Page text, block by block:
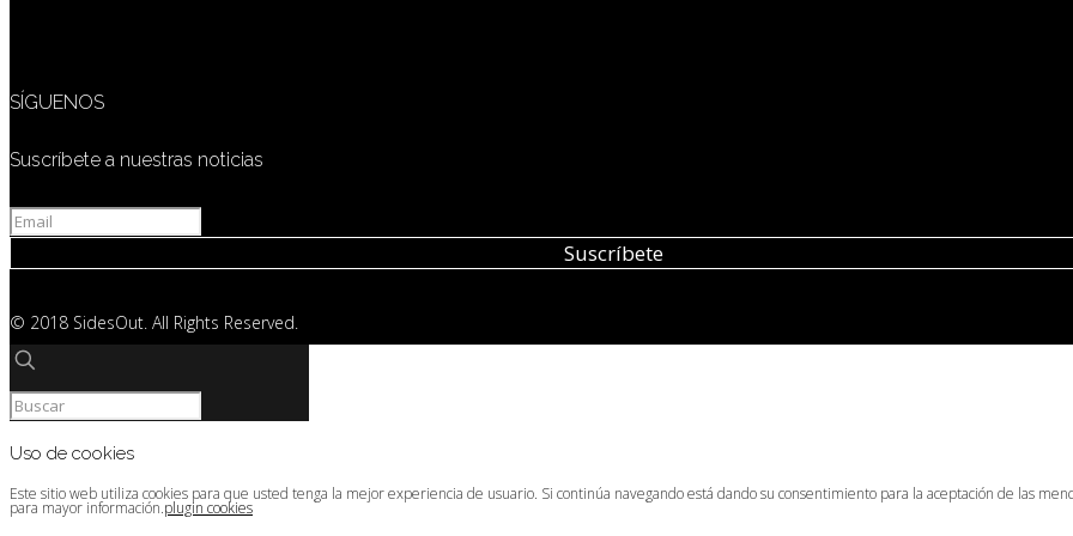
SÍGUENOS
Suscríbete a nuestras noticias
© 2018 SidesOut. All Rights Reserved.
Uso de cookies
Este sitio web utiliza cookies para que usted tenga la mejor experiencia de usuario. Si continúa navegando está dando su consentimiento para la aceptación de las
para mayor información.plugin cookies